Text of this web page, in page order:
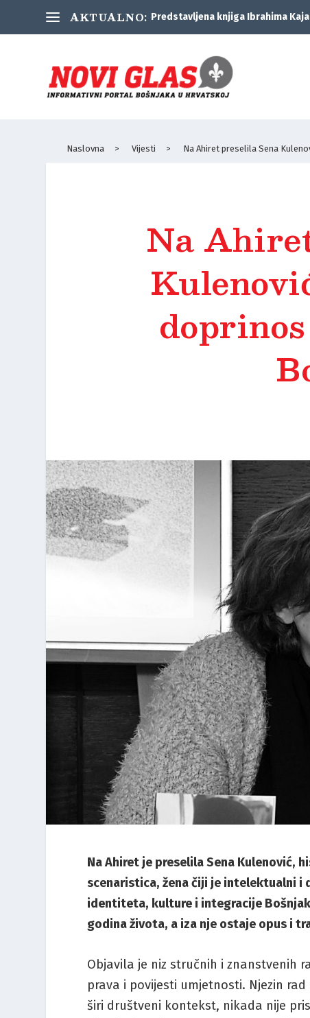
AKTUALNO: Predstavljena knjiga Ibrahima
Naslovna > Vijesti > Na Ahiret preselila Sena
Na
Na Ahiret je preselila Sena
scenaristica, žena čiji je intelektualni i
identiteta, kulture i integracije
godina života, a iza nje ostaje opus i
Objavila je niz stručnih i znanstvenih
prava i povijesti umjetnosti. Njezin
širi društveni kontekst, nikada nije